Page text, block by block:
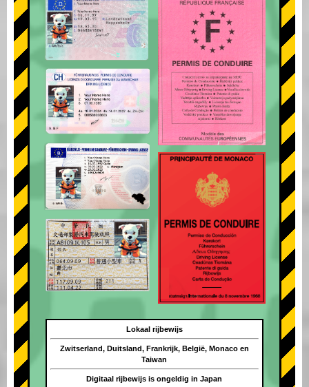
Lokaal rijbewijs
Zwitserland, Duitsland, Frankrijk, België, Monaco en
Taiwan
Digitaal rijbewijs is ongeldig in Japan